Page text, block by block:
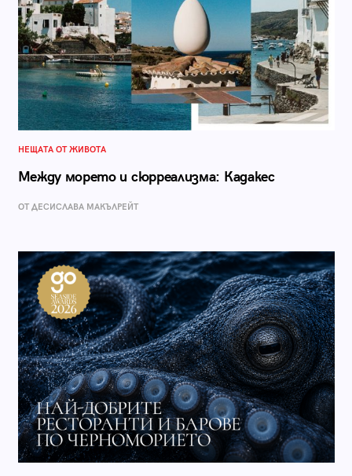
НЕЩАТА ОТ ЖИВОТА
Между морето и сюрреализма: Кадакес
ОТ ДЕСИСЛАВА МАКЪЛРЕЙТ